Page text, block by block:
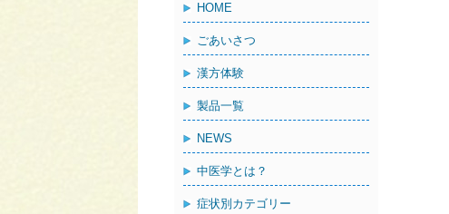
HOME
ごあいさつ
漢方体験
製品一覧
NEWS
中医学とは？
症状別カテゴリー